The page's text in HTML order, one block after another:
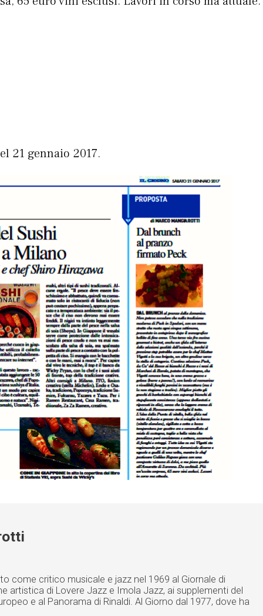
21 gennaio 2017.
come critico musicale e jazz nel 1969 al Giornale di
artistica di Lovere Jazz e Imola Jazz, ai supplementi del
e al Panorama di Rinaldi. Al Giorno dal 1977, dove ha